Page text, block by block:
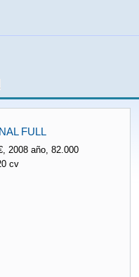
FULL
2008 año, 82.000
cv